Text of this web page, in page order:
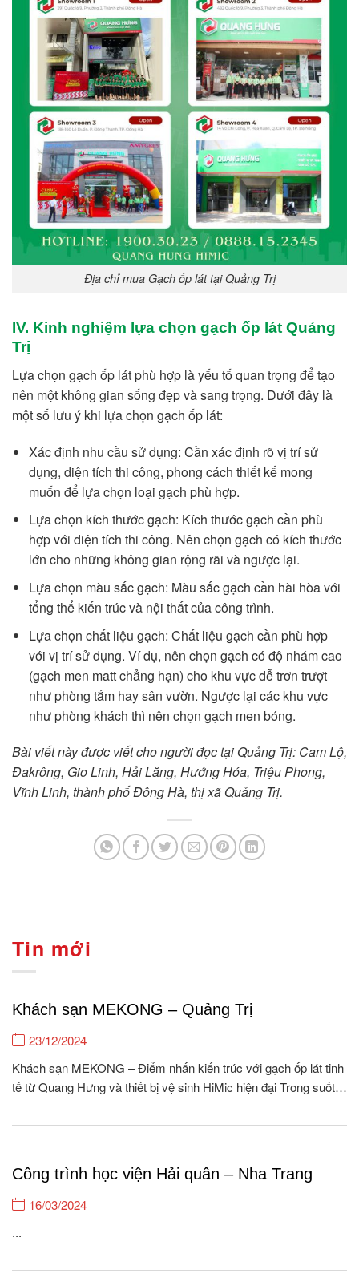
Địa chỉ mua Gạch ốp lát tại Quảng Trị
IV. Kinh nghiệm lựa chọn gạch ốp lát Quảng
Trị
Lựa chọn gạch ốp lát phù hợp là yếu tố quan trọng để tạo
nên một không gian sống đẹp và sang trọng. Dưới đây là
một số lưu ý khi lựa chọn gạch ốp lát:
Xác định nhu cầu sử dụng: Cần xác định rõ vị trí sử
dụng, diện tích thi công, phong cách thiết kế mong
muốn để lựa chọn loại gạch phù hợp.
Lựa chọn kích thước gạch: Kích thước gạch cần phù
hợp với diện tích thi công. Nên chọn gạch có kích thước
lớn cho những không gian rộng rãi và ngược lại.
Lựa chọn màu sắc gạch: Màu sắc gạch cần hài hòa với
tổng thể kiến trúc và nội thất của công trình.
Lựa chọn chất liệu gạch: Chất liệu gạch cần phù hợp
với vị trí sử dụng. Ví dụ, nên chọn gạch có độ nhám cao
(gạch men matt chẳng hạn) cho khu vực dễ trơn trượt
như phòng tắm hay sân vườn. Ngược lại các khu vực
như phòng khách thì nên chọn gạch men bóng.
Bài viết này được viết cho người đọc tại Quảng Trị: Cam Lộ,
Đakrông, Gio Linh, Hải Lăng, Hướng Hóa, Triệu Phong,
Vĩnh Linh, thành phố Đông Hà, thị xã Quảng Trị.
Tin mới
Khách sạn MEKONG – Quảng Trị
23/12/2024
Khách sạn MEKONG – Điểm nhấn kiến trúc với gạch ốp lát tinh
tế từ Quang Hưng và thiết bị vệ sinh HiMic hiện đại Trong suốt
cung cấp gạch ốp lát & Thiết bị vệ...
Công trình học viện Hải quân – Nha Trang
16/03/2024
...